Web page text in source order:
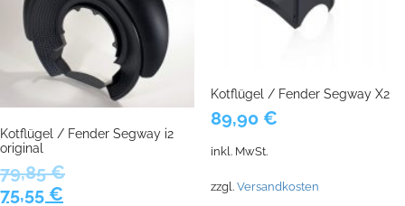
Kotflügel / Fender Segway i2
original
79,85€
Ursprünglicher
75,55 €
Kotflügel / Fender Segway X2
89,90 €
inkl. MwSt.
zzgl. Versandkosten